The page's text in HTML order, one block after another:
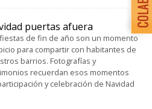
puertas afuera
de fin de año son un momento
para compartir con habitantes de
barrios. Fotografías y
recuerdan esos momentos
y celebración de Navidad